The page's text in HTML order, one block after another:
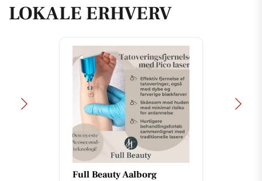
LOKALE ERHVERV
Full Beauty Aalborg